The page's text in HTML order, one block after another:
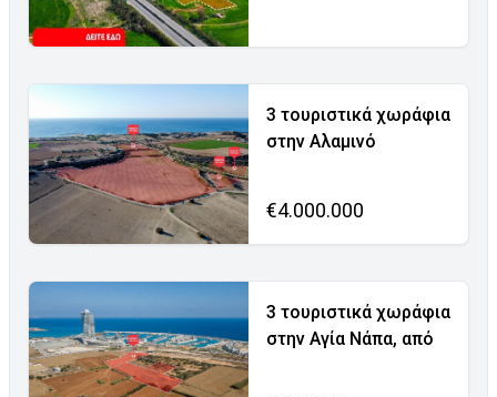
3 τουριστικά χωράφια
στην Αλαμινό
€4.000.000
3 τουριστικά χωράφια
στην Αγία Νάπα, από